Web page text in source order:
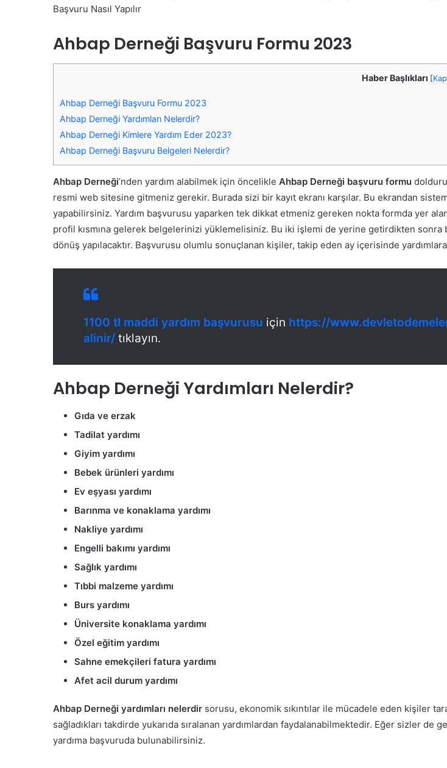
Başvuru Nasıl Yapılır
Ahbap Derneği Başvuru Formu 2023
Haber Başlıkları [
Ahbap Derneği Başvuru Formu 2023
Ahbap Derneği Yardımları Nelerdir?
Ahbap Derneği Kimlere Yardım Eder 2023?
Ahbap Derneği Başvuru Belgeleri Nelerdir?
Ahbap Derneği’nden yardım alabilmek için öncelikle Ahbap Derneği başvuru formu
resmi web sitesine gitmeniz gerekir. Burada sizi bir kayıt ekranı karşılar. Bu ekrandan
yapabilirsiniz. Yardım başvurusu yaparken tek dikkat etmeniz gereken nokta formda yer
profil kısmına gelerek belgelerinizi yüklemelisiniz. Bu iki işlemi de yerine getirdikten sonra
dönüş yapılacaktır. Başvurusu olumlu sonuçlanan kişiler, takip eden ay içerisinde
1100 tl maddi yardım başvurusu için https://
alinir/ tıklayın.
Ahbap Derneği Yardımları Nelerdir?
Gıda ve erzak
Tadilat yardımı
Giyim yardımı
Bebek ürünleri yardımı
Ev eşyası yardımı
Barınma ve konaklama yardımı
Nakliye yardımı
Engelli bakımı yardımı
Sağlık yardımı
Tıbbi malzeme yardımı
Burs yardımı
Üniversite konaklama yardımı
Özel eğitim yardımı
Sahne emekçileri fatura yardımı
Afet acil durum yardımı
Ahbap Derneği yardımları nelerdir sorusu, ekonomik sıkıntılar ile mücadele eden kişiler
sağladıkları takdirde yukarıda sıralanan yardımlardan faydalanabilmektedir. Eğer sizler
yardıma başvuruda bulunabilirsiniz.